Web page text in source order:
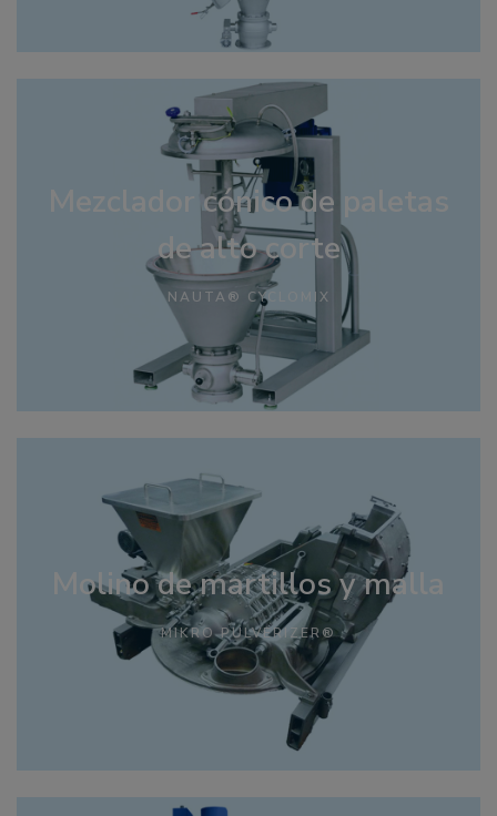
Mezclador cónico de paletas
de alto corte
NAUTA® CYCLOMIX
Molino de martillos y malla
MIKRO PULVERIZER®